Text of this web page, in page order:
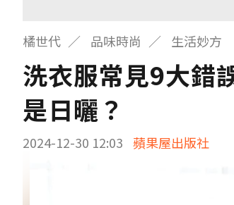
橘世代 品味時尚 生活妙方
洗衣服常見9大錯
是日曬？
2024-12-30 12:03 蘋果屋出版社